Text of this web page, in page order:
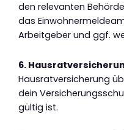
den relevanten
das
Arbeitgeber und ggf.
6.
Hausratversicherung
dein
gültig ist.